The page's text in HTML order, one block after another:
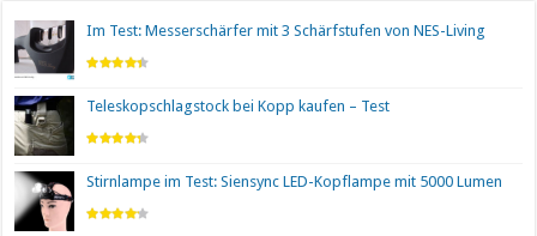
Im Test: Messerschärfer mit 3 Schärfstufen von NES-Living
Teleskopschlagstock bei Kopp kaufen – Test
Stirnlampe im Test: Siensync LED-Kopflampe mit 5000 Lumen